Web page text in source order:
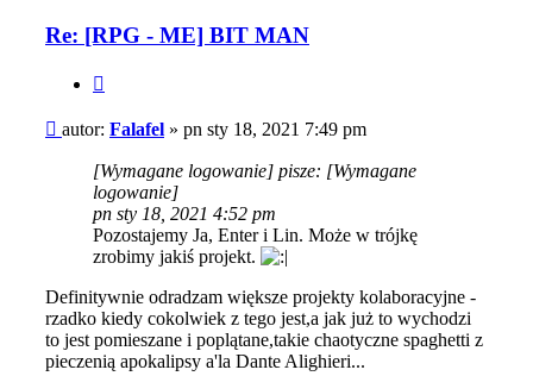
Re: [RPG - ME] BIT MAN
Post
autor: Falafel » pn sty 18, 2021 7:49 pm
[Wymagane logowanie] pisze: [Wymagane
logowanie]
pn sty 18, 2021 4:52 pm
Pozostajemy Ja, Enter i Lin. Może w trójkę
zrobimy jakiś projekt.
Definitywnie odradzam większe projekty kolaboracyjne -
rzadko kiedy cokolwiek z tego jest,a jak już to wychodzi
to jest pomieszane i poplątane,takie chaotyczne spaghetti z
pieczenią apokalipsy a'la Dante Alighieri...